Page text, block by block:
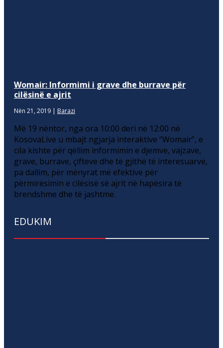
Womair: Informimi i grave dhe burrave për
cilësinë e ajrit
Nën 21, 2019 | Barazi
Më 19 nëntor, nga ora 10:00 deri në 12:00 në
KosovaLive u mbajt ngjarja interaktive “Womair”, e
cila kishte për qëllim informimin e djemve, vajzave,
grave, burrave, çifteve dhe të gjithë të interesuarve,
pa dallim, për mënyrat më efektive për
përmirësimin e cilësisë së ajrit në hapësira të
brendshme dhe të jashtme.
EDUKIM